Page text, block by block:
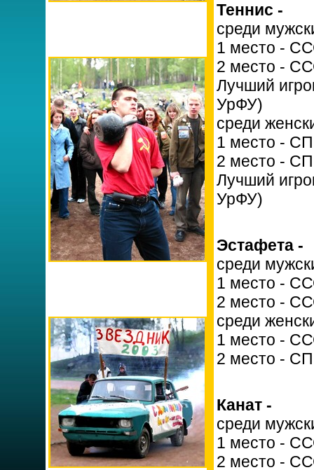
Теннис -
среди
1 место -
2 место -
Лучший
УрФУ)
среди
1 место -
2 место -
Лучший
УрФУ)
Эстафета -
среди
1 место -
2 место -
среди
1 место -
2 место -
Канат -
среди
1 место -
2 место -